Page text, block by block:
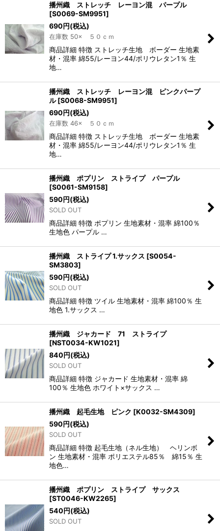
播州織 ストレッチ レーヨン混 パープル
[S0069-SM9951]
690円(税込)
在庫数 50× ５０ｃｍ
商品詳細 特徴 ストレッチ生地 ボーダー 生地素
材・混率 綿55/レーヨン44/ポリウレタン1％ 生
地…
播州織 ストレッチ レーヨン混 ピンクパープ
ル [S0068-SM9951]
690円(税込)
在庫数 46× ５０ｃｍ
商品詳細 特徴 ストレッチ生地 ボーダー 生地素
材・混率 綿55/レーヨン44/ポリウレタン1％ 生
地…
播州織 ポプリン ストライプ パープル
[S0061-SM9158]
590円(税込)
SOLD OUT
商品詳細 特徴 ポプリン 生地素材・混率 綿100％
生地色 パープル …
播州織 ストライプ 1.サックス [S0054-
SM3803]
590円(税込)
SOLD OUT
商品詳細 特徴 ツイル 生地素材・混率 綿100％ 生
地色 1.サックス …
播州織 ジャカード 71 ストライプ
[NST0034-KW1021]
840円(税込)
SOLD OUT
商品詳細 特徴 ジャカード 生地素材・混率 綿
100％ 生地色 ホワイト×サックス …
播州織 起毛生地 ピンク [K0032-SM4309]
590円(税込)
SOLD OUT
商品詳細 特徴 起毛生地（ネル生地） ヘリンボ
ン 生地素材・混率 ポリエステル85％ 綿15％ 生
地色…
播州織 ポプリン ストライプ サックス
[ST0046-KW2265]
540円(税込)
SOLD OUT